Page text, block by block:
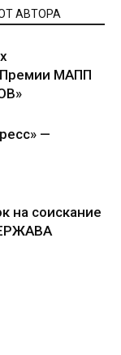
АВТОРА
МАПП
—
на соискание